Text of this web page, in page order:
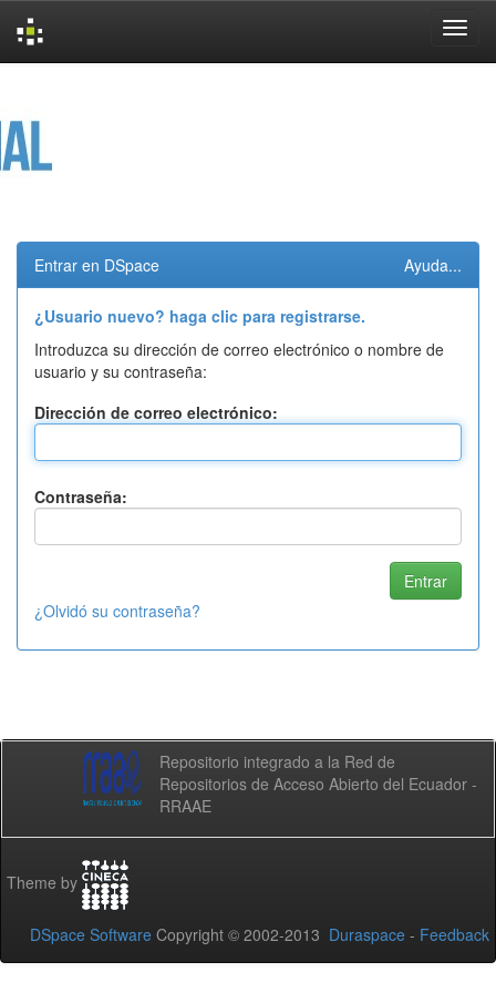
Entrar en DSpace Ayuda...
¿Usuario nuevo? haga clic para registrarse.
Introduzca su dirección de correo electrónico o nombre de
usuario y su contraseña:
Dirección de correo electrónico:
Contraseña:
¿Olvidó su contraseña?
Repositorio integrado a la Red de
Repositorios de Acceso Abierto del Ecuador -
RRAAE
Theme by
DSpace Software Copyright © 2002-2013 Duraspace - Feedback